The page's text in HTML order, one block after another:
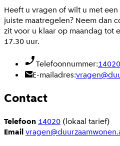
Heeft u vragen of wilt u met
juiste maatregelen? Neem dan
zit voor u klaar op maandag tot
17.30 uur.
Telefoonnummer:14020
E-mailadres:
Contact
Telefoon 14020 (lokaal tarief)
Email